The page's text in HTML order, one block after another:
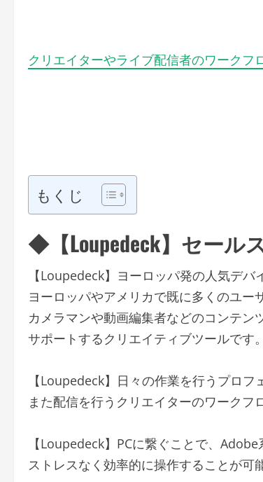
クリエイターやライブ配信者のワークフ
もくじ
◆【Loupedeck】セー
【Loupedeck】ヨーロッパ発の人気デバ
ヨーロッパやアメリカで既に多くのユー
カメラマンや動画編集者などのコンテ
サポートするクリエイティブツールです。
【Loupedeck】日々の作業を行うプロ
また配信を行うクリエイターのワークフ
【Loupedeck】PCに繋ぐことで、
ストレスなく効率的に操作することが可